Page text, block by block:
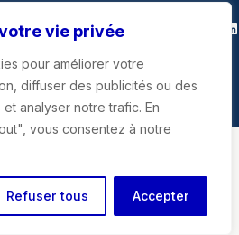
vie privée
pour améliorer votre
diffuser des publicités ou des
analyser notre trafic. En
vous consentez à notre
Refuser tous Accepter
Winsback